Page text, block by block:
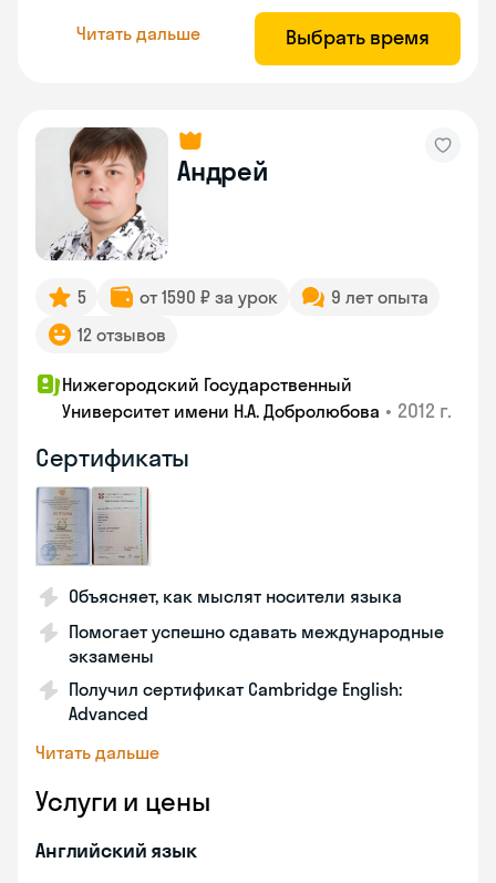
Читать дальше Выбрать время
Андрей
5 от 1590 ₽ за урок
9 лет опыта
12 отзывов
Нижегородский Государственный
Университет имени Н.А. Добролюбова • 2012 г.
Сертификаты
Объясняет, как мыслят носители языка
Помогает успешно сдавать международные
экзамены
Получил сертификат Cambridge English:
Advanced
Читать дальше
Услуги и цены
Английский язык